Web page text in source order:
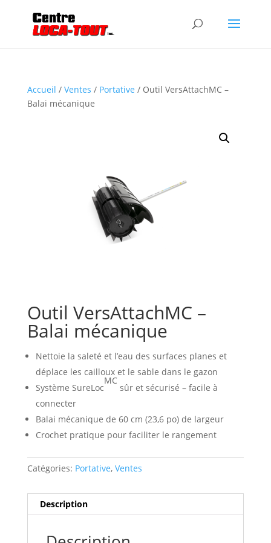
Accueil / Ventes / Portative / Outil VersAttachMC –
Balai mécanique
Outil VersAttachMC –
Balai mécanique
Nettoie la saleté et l’eau des surfaces planes et
déplace les cailloux et le sable dans le gazon
Système SureLoc
MC
sûr et sécurisé – facile à
connecter
Balai mécanique de 60 cm (23,6 po) de largeur
Crochet pratique pour faciliter le rangement
Catégories: Portative, Ventes
Description